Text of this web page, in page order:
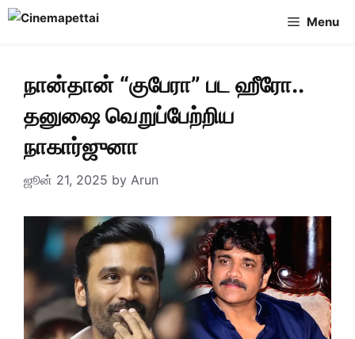
Skip
Menu
நான்தான் “குபேரா” பட ஹீரோ..
தனுஷை வெறுப்பேற்றிய
நாகார்ஜுனா
ஜூன் 21, 2025 by Arun